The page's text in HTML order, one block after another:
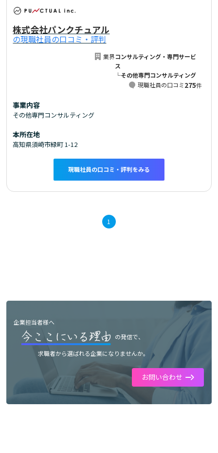
株式会社パンクチュアル
の現職社員の口コミ・評判
業界コンサルティング・専門サービ
ス
└その他専門コンサルティング
現職社員の口コミ275件
事業内容
その他専門コンサルティング
本所在地
高知県須崎市緑町 1-12
現職社員の口コミ・評判をみる
1
企業担当者様へ
の発信で、
求職者から選ばれる企業になりませんか。
お問い合わせ